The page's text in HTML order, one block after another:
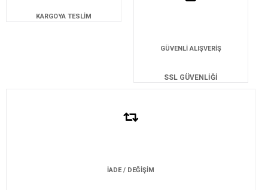
KARGOYA TESLİM
GÜVENLİ ALIŞVERİŞ
SSL GÜVENLİĞİ
İADE / DEĞİŞİM